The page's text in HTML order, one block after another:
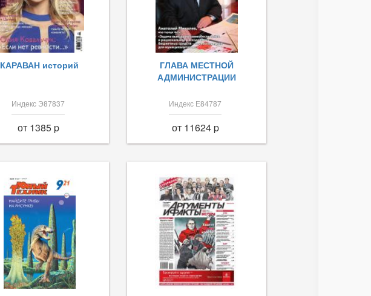
КАРАВАН историй
Индекс Э87837
от 1385 p
ГЛАВА МЕСТНОЙ
АДМИНИСТРАЦИИ
Индекс Е84787
от 11624 p